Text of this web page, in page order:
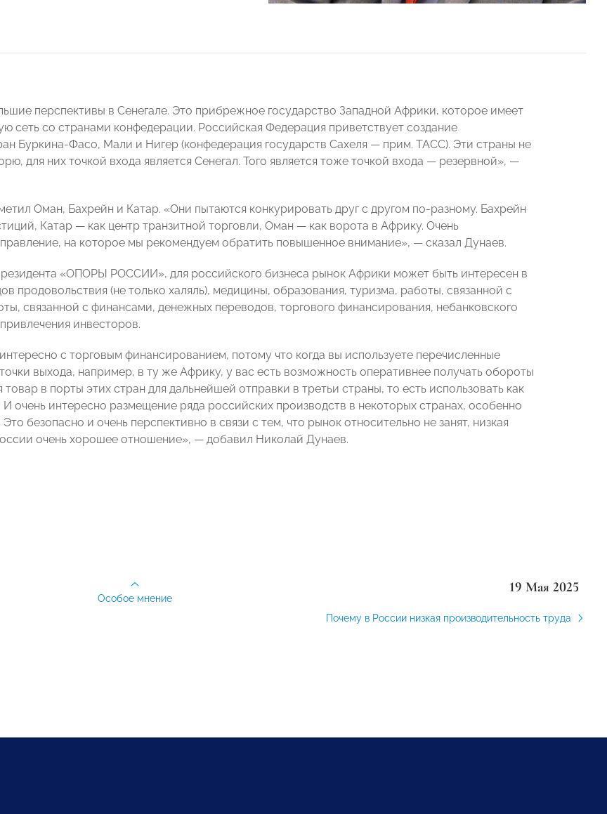
перспективы в Сенегале. Это прибрежное государство Западной Африки, которое имеет
сеть со странами конфедерации. Российская Федерация приветствует создание
Буркина-Фасо, Мали и Нигер (конфедерация государств Сахеля — прим. ТАСС). Эти страны не
для них точкой входа является Сенегал. Того является тоже точкой входа — резервной», —
Оман, Бахрейн и Катар. «Они пытаются конкурировать друг с другом по-разному. Бахрейн
Катар — как центр транзитной торговли, Оман — как ворота в Африку. Очень
на которое мы рекомендуем обратить повышенное внимание», — сказал Дунаев.
«ОПОРЫ РОССИИ», для российского бизнеса рынок Африки может быть интересен в
продовольствия (не только халяль), медицины, образования, туризма, работы, связанной с
связанной с финансами, денежных переводов, торгового финансирования, небанковского
инвесторов.
с торговым финансированием, потому что когда вы используете перечисленные
выхода, например, в ту же Африку, у вас есть возможность оперативнее получать обороты
товар в порты этих стран для дальнейшей отправки в третьи страны, то есть использовать как
И очень интересно размещение ряда российских производств в некоторых странах, особенно
безопасно и очень перспективно в связи с тем, что рынок относительно не занят, низкая
очень хорошее отношение», — добавил Николай Дунаев.
19 Мая 2025
Почему в России низкая производительность труда
Особое мнение